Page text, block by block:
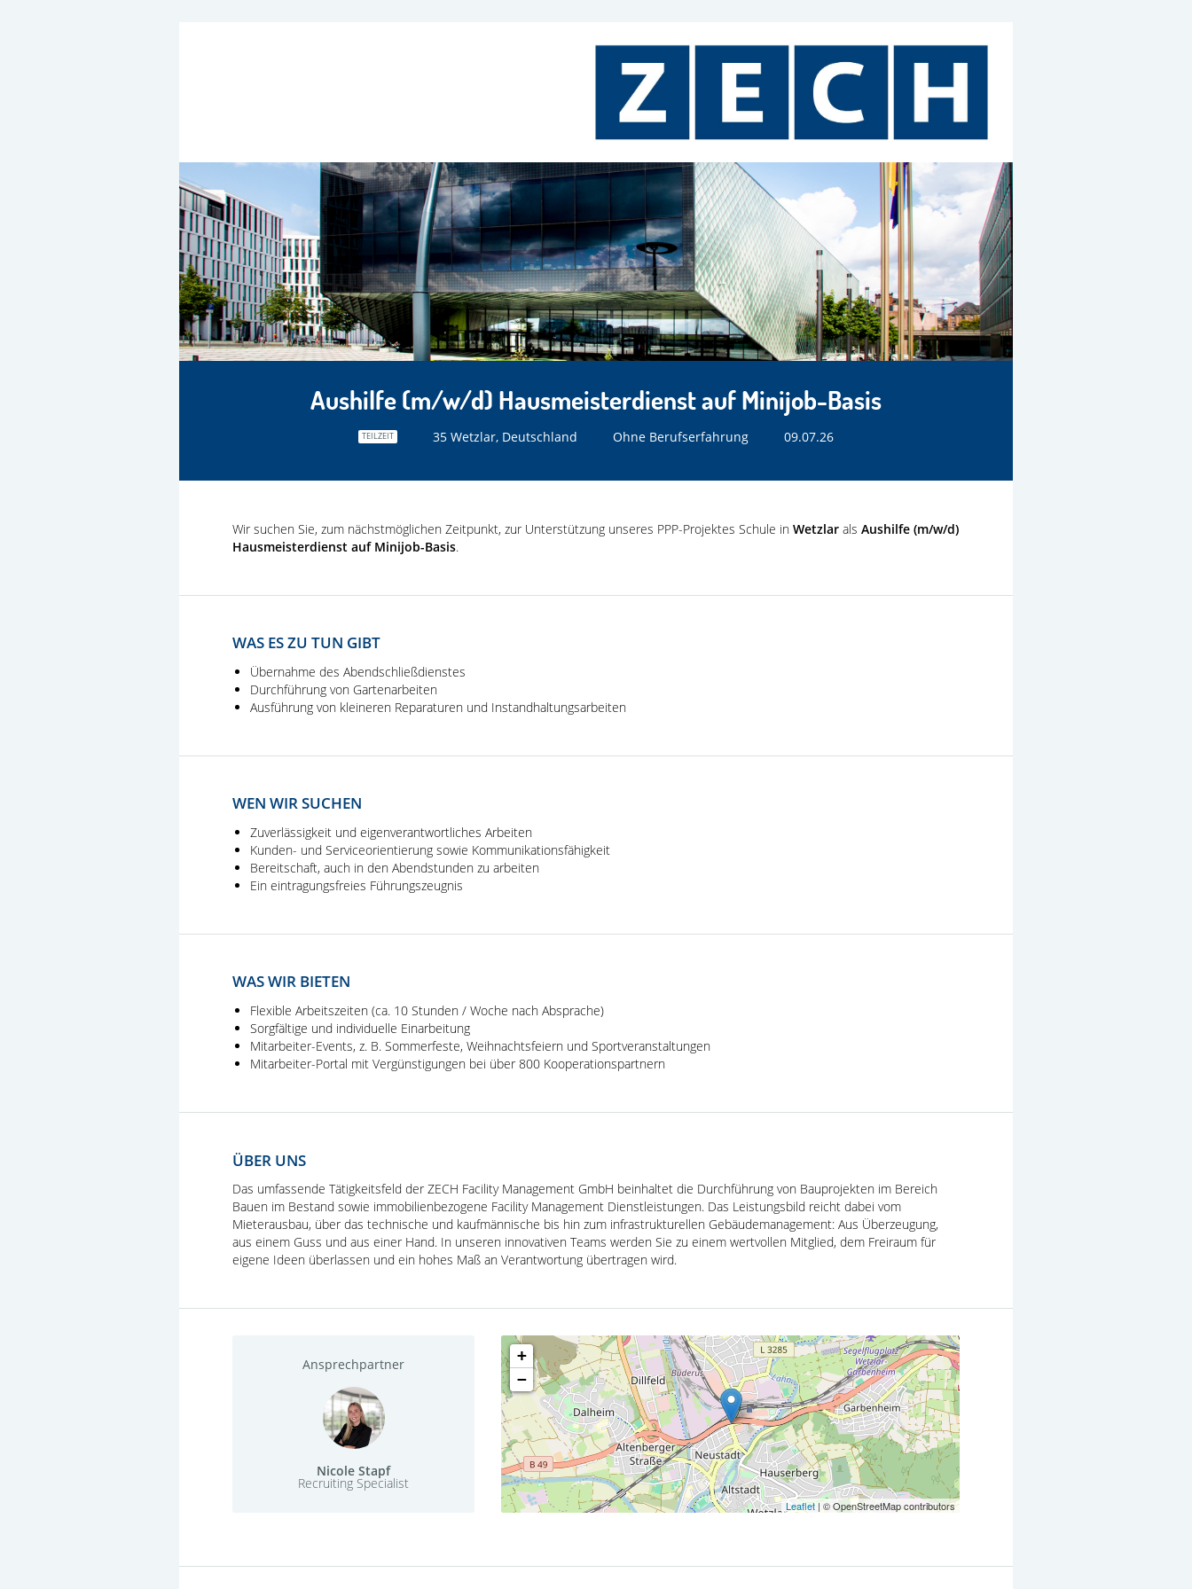
Aushilfe (m/w/d) Hausmeisterdienst auf Minijob-Basis
TEILZEIT 35 Wetzlar, Deutschland Ohne Berufserfahrung 09.07.26
Wir suchen Sie, zum nächstmöglichen Zeitpunkt, zur Unterstützung unseres PPP-Projektes Schule in Wetzlar als Aushilfe (m/w/d)
Hausmeisterdienst auf Minijob-Basis.
WAS ES ZU TUN GIBT
Übernahme des Abendschließdienstes
Durchführung von Gartenarbeiten
Ausführung von kleineren Reparaturen und Instandhaltungsarbeiten
WEN WIR SUCHEN
Zuverlässigkeit und eigenverantwortliches Arbeiten
Kunden- und Serviceorientierung sowie Kommunikationsfähigkeit
Bereitschaft, auch in den Abendstunden zu arbeiten
Ein eintragungsfreies Führungszeugnis
WAS WIR BIETEN
Flexible Arbeitszeiten (ca. 10 Stunden / Woche nach Absprache)
Sorgfältige und individuelle Einarbeitung
Mitarbeiter-Events, z. B. Sommerfeste, Weihnachtsfeiern und Sportveranstaltungen
Mitarbeiter-Portal mit Vergünstigungen bei über 800 Kooperationspartnern
ÜBER UNS
Das umfassende Tätigkeitsfeld der ZECH Facility Management GmbH beinhaltet die Durchführung von Bauprojekten im Bereich
Bauen im Bestand sowie immobilienbezogene Facility Management Dienstleistungen. Das Leistungsbild reicht dabei vom
Mieterausbau, über das technische und kaufmännische bis hin zum infrastrukturellen Gebäudemanagement: Aus Überzeugung,
aus einem Guss und aus einer Hand. In unseren innovativen Teams werden Sie zu einem wertvollen Mitglied, dem Freiraum für
eigene Ideen überlassen und ein hohes Maß an Verantwortung übertragen wird.
Ansprechpartner
Nicole Stapf
Recruiting Specialist
+
−
Leaflet| © OpenStreetMap contributors